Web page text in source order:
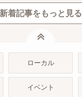
新着記事をもっと見る
ローカル
イベント